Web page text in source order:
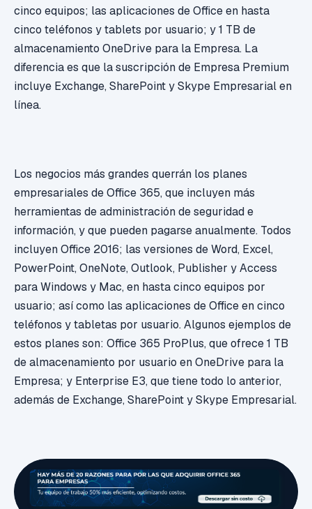
cinco equipos; las aplicaciones de Office en hasta
cinco teléfonos y tablets por usuario; y 1 TB de
almacenamiento OneDrive para la Empresa. La
diferencia es que la suscripción de Empresa Premium
incluye Exchange, SharePoint y Skype Empresarial en
línea.
Los negocios más grandes querrán los planes
empresariales de Office 365, que incluyen más
herramientas de administración de seguridad e
información, y que pueden pagarse anualmente. Todos
incluyen Office 2016; las versiones de Word, Excel,
PowerPoint, OneNote, Outlook, Publisher y Access
para Windows y Mac, en hasta cinco equipos por
usuario; así como las aplicaciones de Office en cinco
teléfonos y tabletas por usuario. Algunos ejemplos de
estos planes son: Office 365 ProPlus, que ofrece 1 TB
de almacenamiento por usuario en OneDrive para la
Empresa; y Enterprise E3, que tiene todo lo anterior,
además de Exchange, SharePoint y Skype Empresarial.